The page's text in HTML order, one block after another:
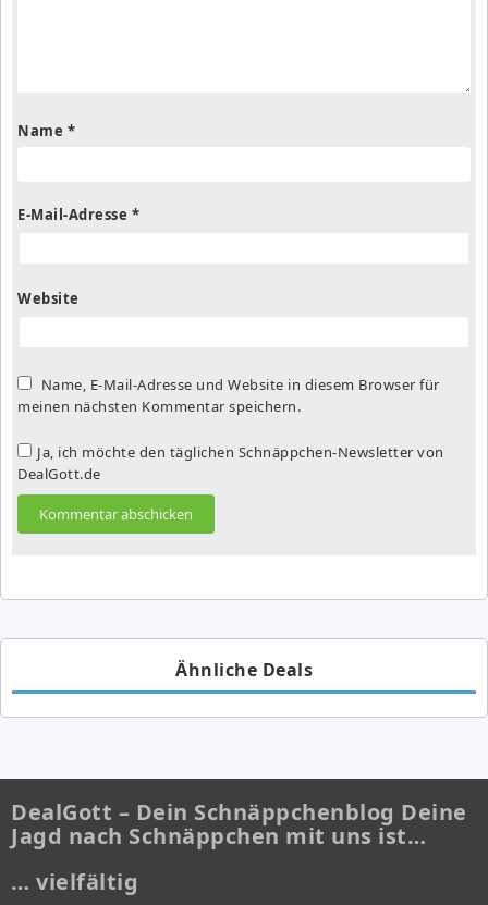
Name *
E-Mail-Adresse *
Website
Name, E-Mail-Adresse und Website in diesem Browser für
meinen nächsten Kommentar speichern.
Ja, ich möchte den täglichen Schnäppchen-Newsletter von
DealGott.de
Ähnliche Deals
DealGott – Dein Schnäppchenblog Deine
Jagd nach Schnäppchen mit uns ist…
… vielfältig